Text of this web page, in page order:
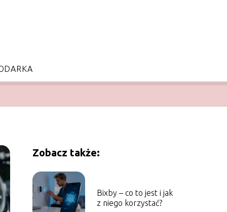
Zobacz także:
Bixby – co to jest i jak
z niego korzystać?